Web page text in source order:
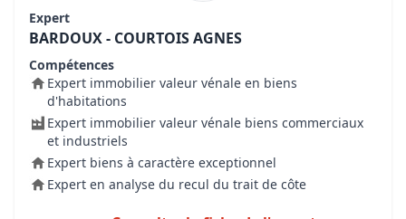
Expert
BARDOUX - COURTOIS AGNES
Compétences
Expert immobilier valeur vénale en biens
d'habitations
Expert immobilier valeur vénale biens commerciaux
et industriels
Expert biens à caractère exceptionnel
Expert en analyse du recul du trait de côte